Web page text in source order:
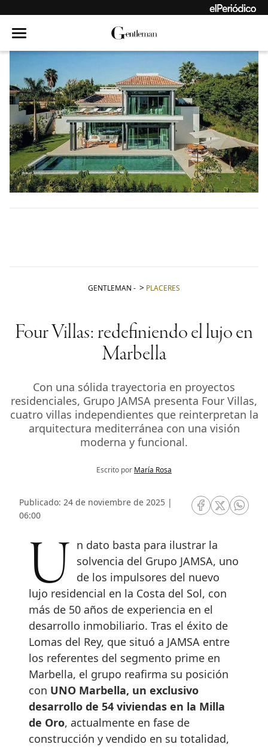
GENTLEMAN - PLACERES
Four Villas: redefiniendo el lujo en
Marbella
Con una sólida trayectoria en proyectos
residenciales, Grupo JAMSA presenta Four Villas,
cuatro villas independientes que reinterpretan la
arquitectura mediterránea con una visión
moderna y funcional.
Escrito por María Rosa
Publicado: 24 de noviembre de 2025 |
06:00
RRSS Facebook
RRSSRRSS
Un dato basta para ilustrar la
solvencia del Grupo JAMSA, uno
de los impulsores del nuevo
lujo residencial en la Costa del Sol, con
más de 50 años de experiencia en el
desarrollo inmobiliario. Tras el éxito de
Lomas del Rey, que situó a JAMSA entre
los referentes del segmento prime en
Marbella, el grupo reafirma su posición
con UNO Marbella, un exclusivo
desarrollo de 54 viviendas en la Milla
de Oro, actualmente en fase de
construcción y vendido en su totalidad,